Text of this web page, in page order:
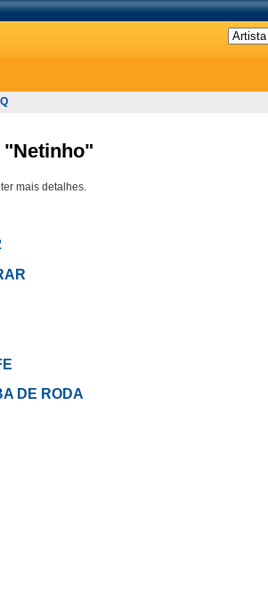
"Netinho"
mais detalhes.
DE RODA